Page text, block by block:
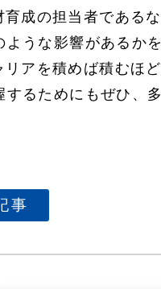
育成の担当者である
ような影響があるか
リアを積めば積むほ
するためにもぜひ、
事